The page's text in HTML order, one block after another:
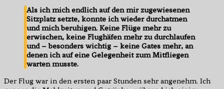
Als ich mich endlich auf den mir zugewiesenen
Sitzplatz setzte, konnte ich wieder durchatmen
und mich beruhigen. Keine Flüge mehr zu
erwischen, keine Flughäfen mehr zu durchlaufen
und – besonders wichtig – keine Gates mehr, an
denen ich auf eine Gelegenheit zum Mitfliegen
warten musste.
Der Flug war in den ersten paar Stunden sehr angenehm. Ich